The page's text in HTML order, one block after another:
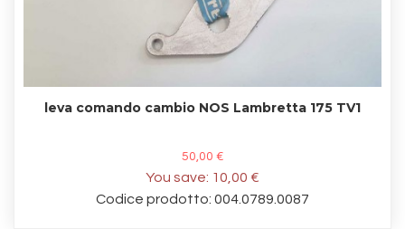
leva comando cambio NOS Lambretta 175 TV1
50,00 €
You save: 10,00 €
Codice prodotto: 004.0789.0087